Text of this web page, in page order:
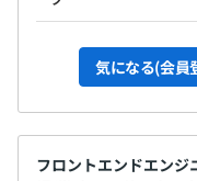
気になる(会員
フロントエンドエンジ